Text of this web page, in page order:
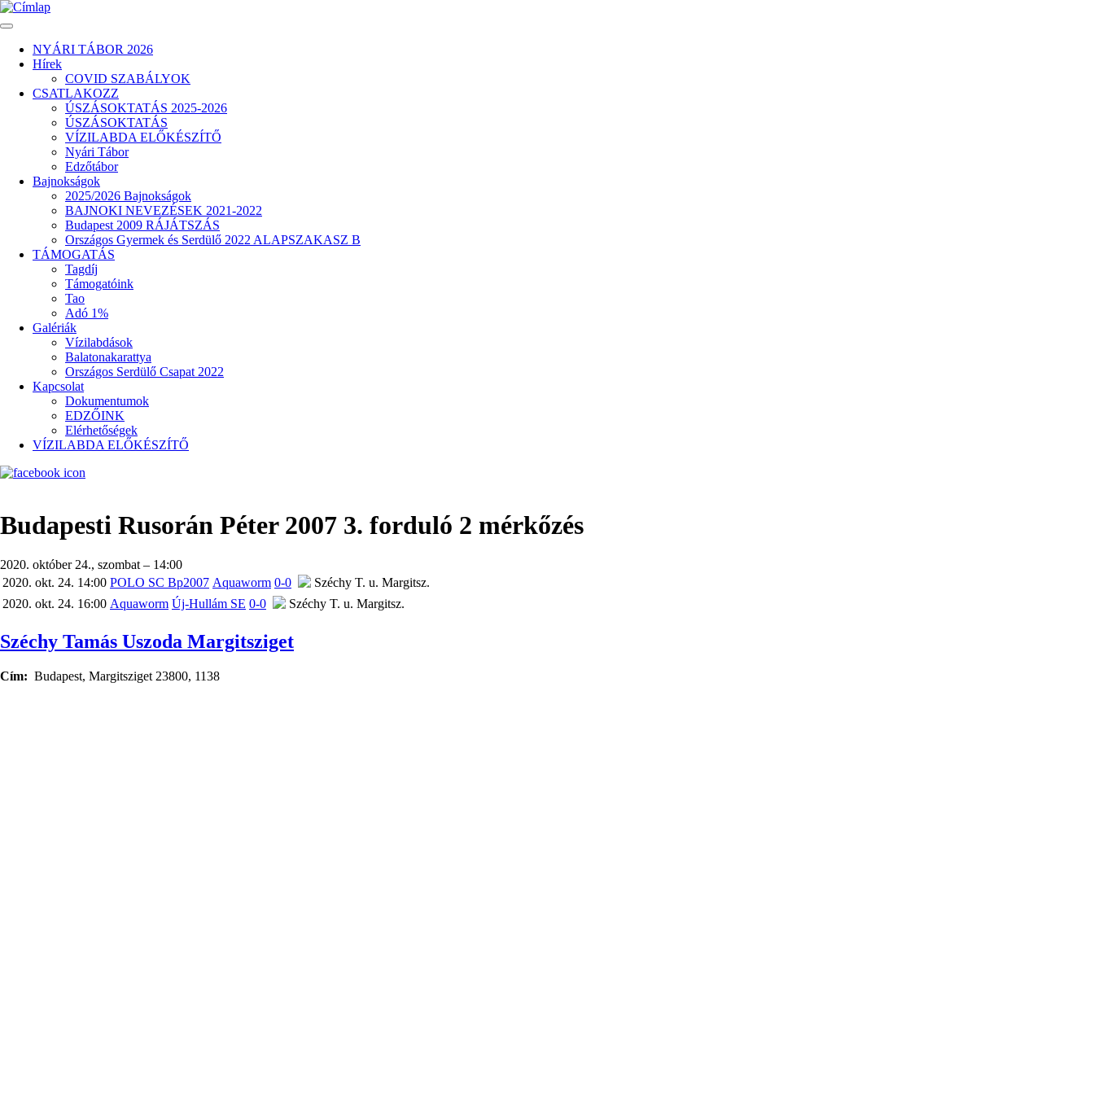
Ugrás
a
Fő
navigáció
NYÁRI TÁBOR 2026
Hírek
COVID SZABÁLYOK
CSATLAKOZZ
ÚSZÁSOKTATÁS 2025-2026
ÚSZÁSOKTATÁS
VÍZILABDA ELŐKÉSZÍTŐ
Nyári Tábor
Edzőtábor
Bajnokságok
2025/2026 Bajnokságok
BAJNOKI NEVEZÉSEK 2021-2022
Budapest 2009 RÁJÁTSZÁS
Országos Gyermek és Serdülő 2022 ALAPSZAKASZ B
TÁMOGATÁS
Tagdíj
Támogatóink
Tao
Adó 1%
Galériák
Vízilabdások
Balatonakarattya
Országos Serdülő Csapat 2022
Kapcsolat
Dokumentumok
EDZŐINK
Elérhetőségek
VÍZILABDA ELŐKÉSZÍTŐ
Budapesti Rusorán Péter 2007 3. forduló 2 mérkőzés
2020. október 24., szombat – 14:00
2020. okt. 24. 14:00 POLO SC Bp2007 Aquaworm 0-0
Széchy T. u. Margitsz.
2020. okt. 24. 16:00 Aquaworm Új-Hullám SE 0-0 Széchy T. u. Margitsz.
Széchy Tamás Uszoda Margitsziget
Cím
Budapest, Margitsziget 23800, 1138